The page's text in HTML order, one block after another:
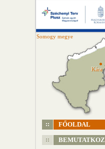
Somogy megye
Kára
Kára
FŐOLDAL